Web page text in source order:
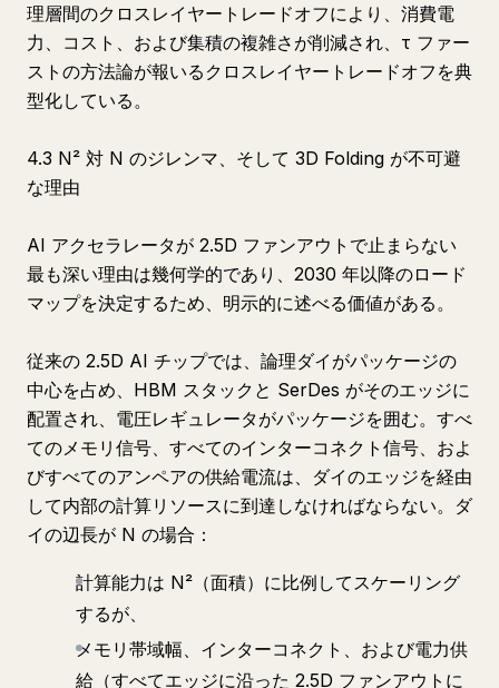
理層間のクロスレイヤートレードオフにより、消費電
力、コスト、および集積の複雑さが削減され、τ ファー
ストの方法論が報いるクロスレイヤートレードオフを典
型化している。
4.3 N² 対 N のジレンマ、そして 3D Folding が不可避
な理由
AI アクセラレータが 2.5D ファンアウトで止まらない
最も深い理由は幾何学的であり、2030 年以降のロード
マップを決定するため、明示的に述べる価値がある。
従来の 2.5D AI チップでは、論理ダイがパッケージの
中心を占め、HBM スタックと SerDes がそのエッジに
配置され、電圧レギュレータがパッケージを囲む。すべ
てのメモリ信号、すべてのインターコネクト信号、およ
びすべてのアンペアの供給電流は、ダイのエッジを経由
して内部の計算リソースに到達しなければならない。ダ
イの辺長が N の場合：
計算能力は N²（面積）に比例してスケーリング
するが、
メモリ帯域幅、インターコネクト、および電力供
給（すべてエッジに沿った 2.5D ファンアウトに